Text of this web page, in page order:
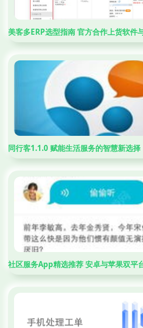
美客多ERP选型指南 官方合作上货软件
同行客1.1.0 赋能生活服务的智慧新选择
社区服务App精选推荐 安卓与苹果双平